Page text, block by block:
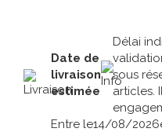
Date de
livraison
estimée
Délai
sous
articles.
Entre le14/08/2026